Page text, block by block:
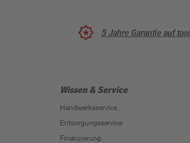
5 Jahre Garantie auf
Wissen & Service
Handwerksservice
Entsorgungsservice
Finanzierung